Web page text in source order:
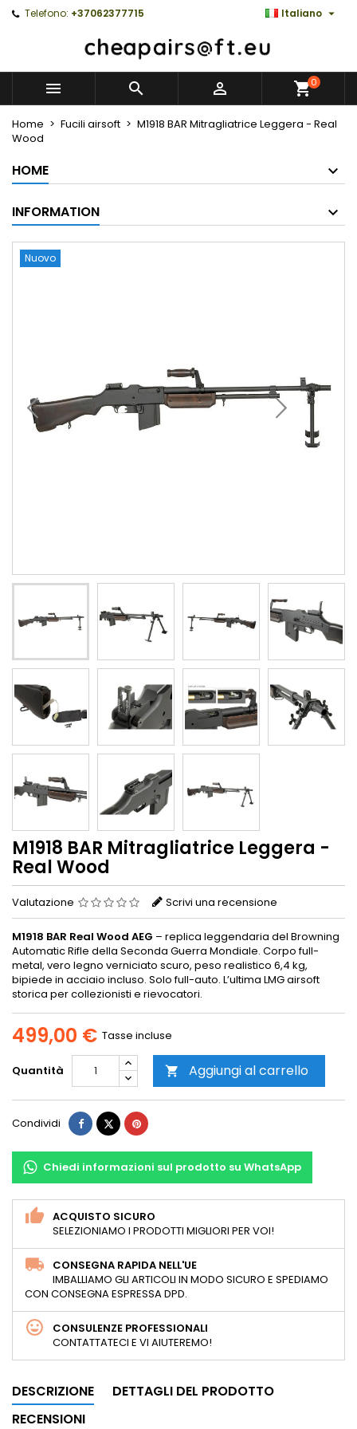
Telefono: +37062377715 Italiano 
   0
Home Fucili airsoft
M1918 BAR Mitragliatrice Leggera - Real
Wood
HOME
INFORMATION
Nuovo
M1918 BAR Mitragliatrice Leggera -
Real Wood
Valutazione Scrivi una recensione
M1918 BAR Real Wood AEG – replica leggendaria del Browning
Automatic Rifle della Seconda Guerra Mondiale. Corpo full-
metal, vero legno verniciato scuro, peso realistico 6,4 kg,
bipiede in acciaio incluso. Solo full-auto. L’ultima LMG airsoft
storica per collezionisti e rievocatori.
499,00 € Tasse incluse
Quantità  Aggiungi al carrello
Condividi CondividiTwittaPinterest
Chiedi informazioni sul prodotto su WhatsApp
ACQUISTO SICURO
SELEZIONIAMO I PRODOTTI MIGLIORI PER VOI!
CONSEGNA RAPIDA NELL'UE
IMBALLIAMO GLI ARTICOLI IN MODO SICURO E SPEDIAMO
CON CONSEGNA ESPRESSA DPD.
CONSULENZE PROFESSIONALI
CONTATTATECI E VI AIUTEREMO!
DESCRIZIONE
DETTAGLI DEL PRODOTTO
RECENSIONI